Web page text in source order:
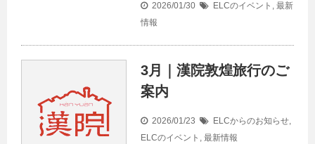
2026/01/30 ELCのイベント , 最新
情報
3月｜漢院敦煌旅行のご
案内
2026/01/23 ELCからのお知らせ,
ELCのイベント , 最新情報